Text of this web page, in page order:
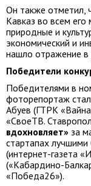
Он также отметил,
Кавказ во всем
природные и
экономический и
нашло отражение в
Победители
Победителями в
фоторепортаж
Абуев (ГТРК
«СвоеТВ.
вдохновляет» за
стартапах
(интернет-газета
(«Кабардино-
«Победа26»).